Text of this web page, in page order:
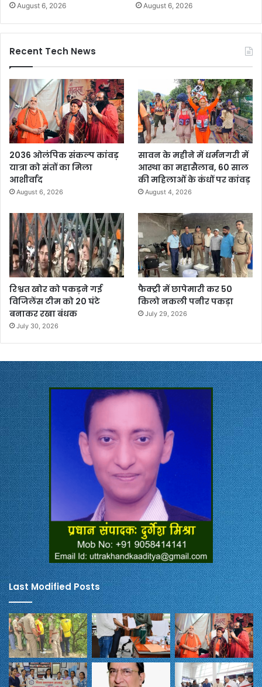
August 6, 2026 August 6, 2026
Recent Tech News
2036 ओलंपिक संकल्प कांवड़
यात्रा को संतों का मिला
आशीर्वाद
August 6, 2026
सावन के महीने में धर्मनगरी में
आस्था का महासैलाब, 60 साल
की महिलाओं के कंधों पर कांवड़
August 4, 2026
रिश्वत खोर को पकड़ने गई
विजिलेंस टीम को 20 घंटे
बनाकर रखा बंधक
July 30, 2026
फैक्ट्री में छापेमारी कर 50
किलो नकली पनीर पकड़ा
July 29, 2026
Last Modified Posts